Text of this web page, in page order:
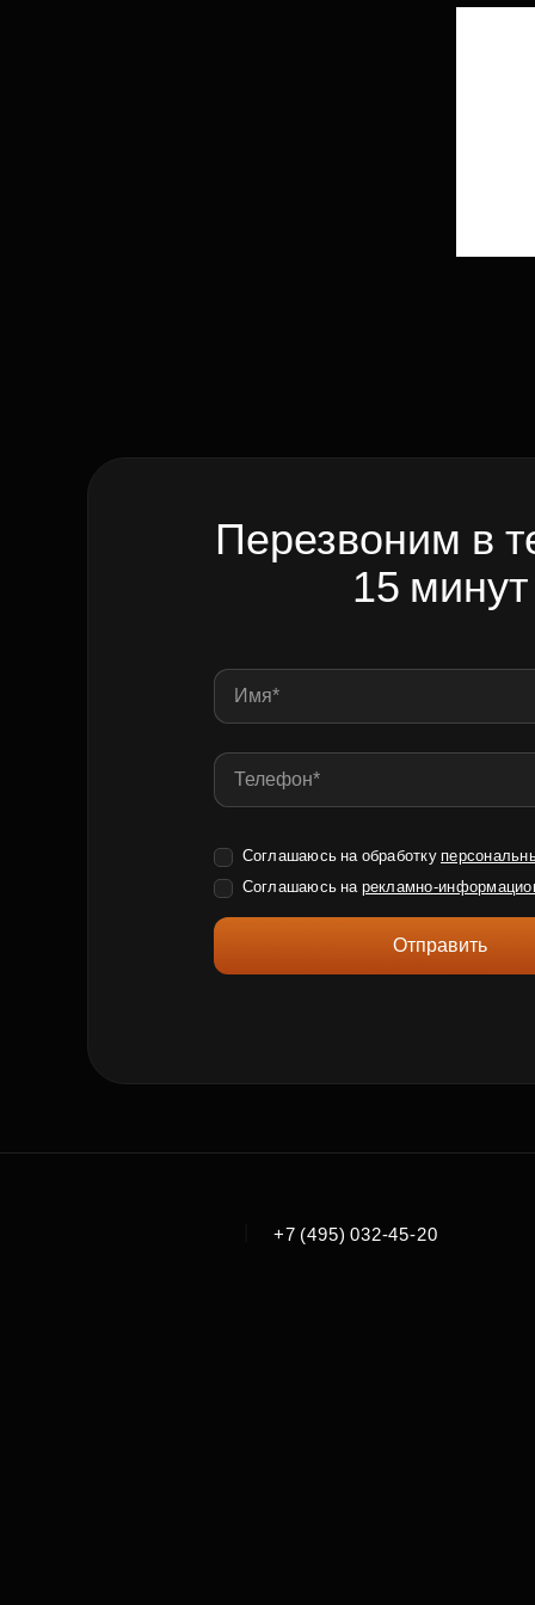
Перезвоним в
15 минут
Соглашаюсь на обработку
Соглашаюсь на рекламно-
Отправить
+7 (495) 032-45-20